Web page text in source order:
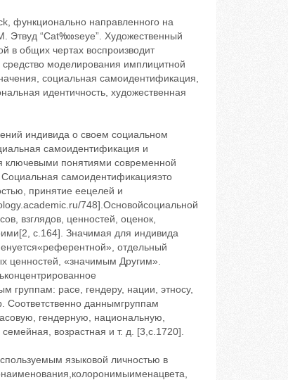
функционально направленного на
Этвуд “Cat‱seye”. Художественный
в общих чертах воспроизводит
средство моделирования имплицитной
социальная самоидентификация,
идентичность, художественная
индивида о своем социальном
самоидентификация и
ключевыми понятиями современной
Социальная самоидентификация‬это
принятие еецелей и
748].Основойсоциальной
взглядов, ценностей, оценок,
с.164]. Значимая для индивида
отдельный
ценностей, «значимым Другим».
группам: расе, гендеру, нации, этносу,
Соответственно даннымгруппам
гендерную, национальную,
возрастная и т. д. [3,с.1720].
языковой личностью в